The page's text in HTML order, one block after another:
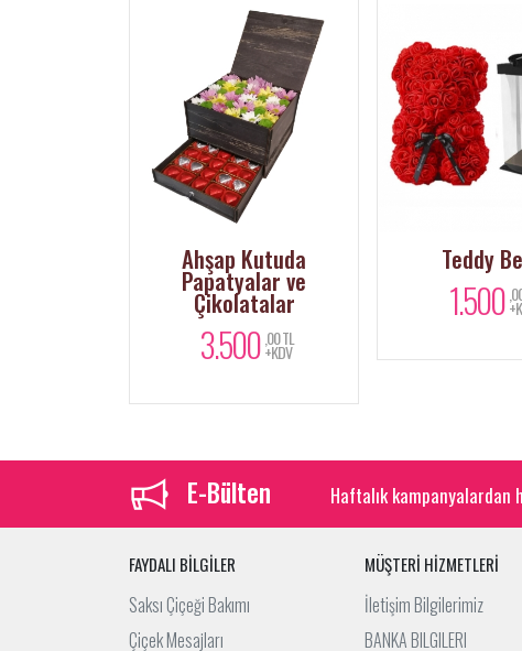
Ahşap Kutuda
Papatyalar ve
Çikolatalar
3.500 ,00 TL
+KDV
Teddy
1.500
E-Bülten Haftalık kampanyalardan
FAYDALI BİLGİLER
Saksı Çiçeği Bakımı
Çiçek Mesajları
MÜŞTERİ HİZMETLERİ
İletişim Bilgilerimiz
BANKA BILGILERI